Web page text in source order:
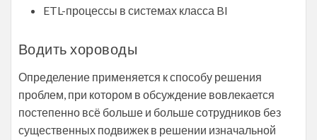
ETL-процессы в системах класса BI
Водить хороводы
Определение применяется к способу решения
проблем, при котором в обсуждение вовлекается
постепенно всё больше и больше сотрудников без
существенных подвижек в решении изначальной